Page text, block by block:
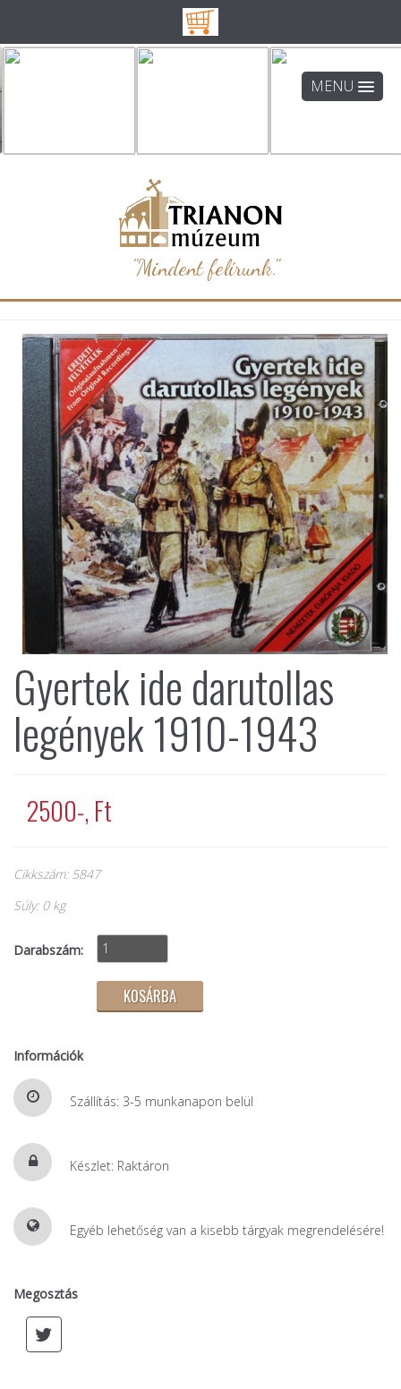
MENU
"Mindent felírunk."
Gyertek ide darutollas
legények 1910-1943
2500-, Ft
Cikkszám: 5847
Súly: 0 kg
Darabszám:
Információk
Szállítás: 3-5 munkanapon belül
Készlet: Raktáron
Egyéb lehetőség van a kisebb tárgyak megrendelésére!
Megosztás